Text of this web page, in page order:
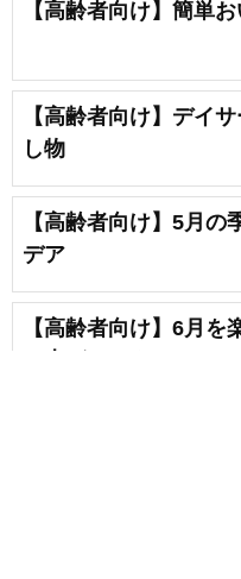
【高齢者向け】簡単
【高齢者向け】デイ
し物
【高齢者向け】5月
デア
【高齢者向け】6月